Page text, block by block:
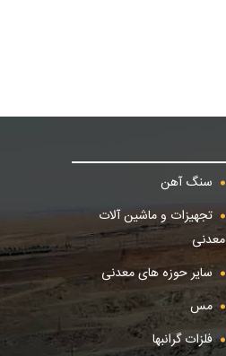
سنگ آهن
تجهیزات و ماشین آلات
معدنی
سایر حوزه های معدنی
مس
فلزات گرانبها